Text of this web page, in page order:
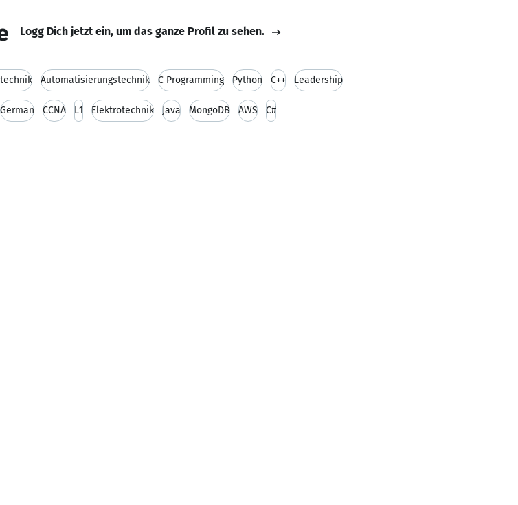
Logg Dich jetzt ein, um das ganze Profil zu sehen.
Automatisierungstechnik C Programming Python C++ Leadership
German CCNA L1 Elektrotechnik Java MongoDB AWS C#